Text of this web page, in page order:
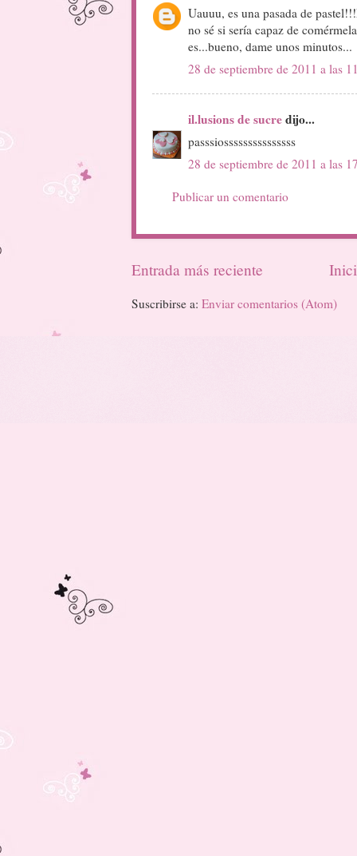
Uauuu, es una pasada de
no sé si sería capaz de
es...bueno, dame unos minutos...
28 de septiembre de 2011 a las
il.lusions de sucredijo...
passsiosssssssssssssss
28 de septiembre de 2011 a las
Publicar un comentario
Entrada más reciente
Suscribirse a: Enviar comentarios (Atom)